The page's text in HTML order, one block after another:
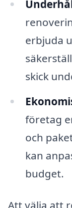
erbjuda
skick
företag
och
kan
budget.
Att välja att